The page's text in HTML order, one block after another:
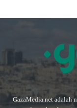
GazaMedia.net adalah